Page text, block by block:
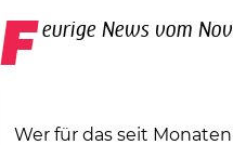
F eurige News vom
Wer für das seit